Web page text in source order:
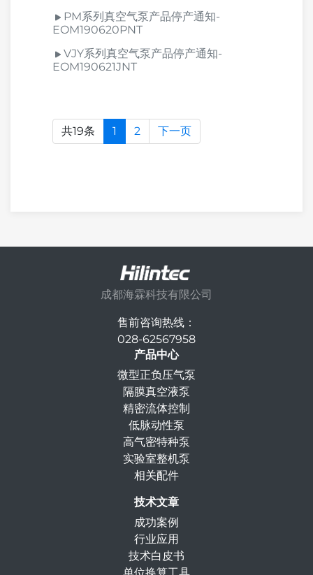
PM系列真空气泵产品停产通知-
EOM190620PNT
VJY系列真空气泵产品停产通知-
EOM190621JNT
共19条 1 2 下一页
产品中心
微型正负压气泵
隔膜真空液泵
精密流体控制
低脉动性泵
高气密特种泵
实验室整机泵
相关配件
技术文章
成功案例
行业应用
技术白皮书
单位换算工具
成都海霖科技有限公司
售前咨询热线：
028-62567958